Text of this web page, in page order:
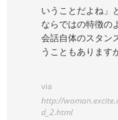
いうことだよね」
ならではの特徴の
会話自体のスタン
うこともあります
via
http://
d_2.html